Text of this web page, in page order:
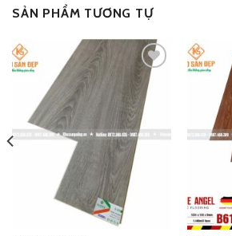
SẢN PHẨM TƯƠNG TỰ
Add
to
wishlist